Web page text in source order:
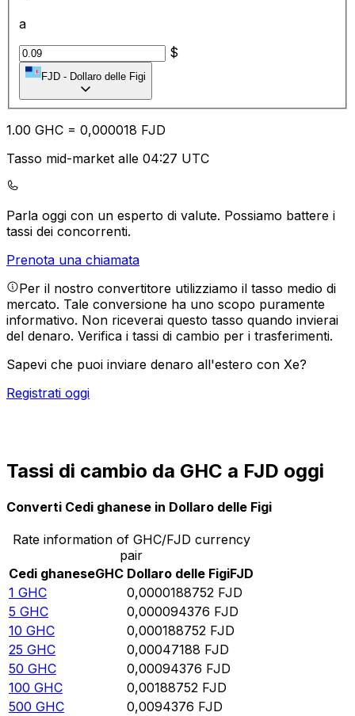
a
$
FJD - Dollaro delle Figi
1.00 GHC = 0,000018 FJD
Tasso mid-market alle 04:27 UTC
Parla oggi con un esperto di valute. Possiamo battere i
tassi dei concorrenti.
Prenota una chiamata
Per il nostro convertitore utilizziamo il tasso medio di
mercato. Tale conversione ha uno scopo puramente
informativo. Non riceverai questo tasso quando invierai
del denaro. Verifica i tassi di cambio per i trasferimenti.
Sapevi che puoi inviare denaro all'estero con Xe?
Registrati oggi
Tassi di cambio da GHC a FJD oggi
Converti Cedi ghanese in Dollaro delle Figi
Rate information of GHC/FJD currency
pair
Cedi ghaneseGHC Dollaro delle FigiFJD
1 GHC 0,0000188752 FJD
5 GHC 0,000094376 FJD
10 GHC 0,000188752 FJD
25 GHC 0,00047188 FJD
50 GHC 0,00094376 FJD
100 GHC 0,00188752 FJD
500 GHC 0,0094376 FJD